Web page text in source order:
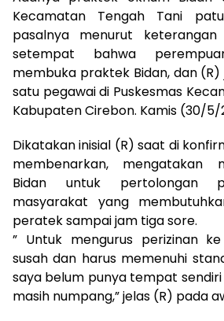
Kecamatan Tengah Tani
pasalnya menurut
setempat bahwa
membuka praktek Bidan, dan
satu pegawai di Puskesmas
Kabupaten Cirebon. Kamis (30/5/
Dikatakan inisial (R) saat di
membenarkan, mengatakan
Bidan untuk pertolongan
masyarakat yang
peratek sampai jam tiga sore.
” Untuk mengurus perizinan
susah dan harus memenuhi
saya belum punya tempat
masih numpang,” jelas (R) pada